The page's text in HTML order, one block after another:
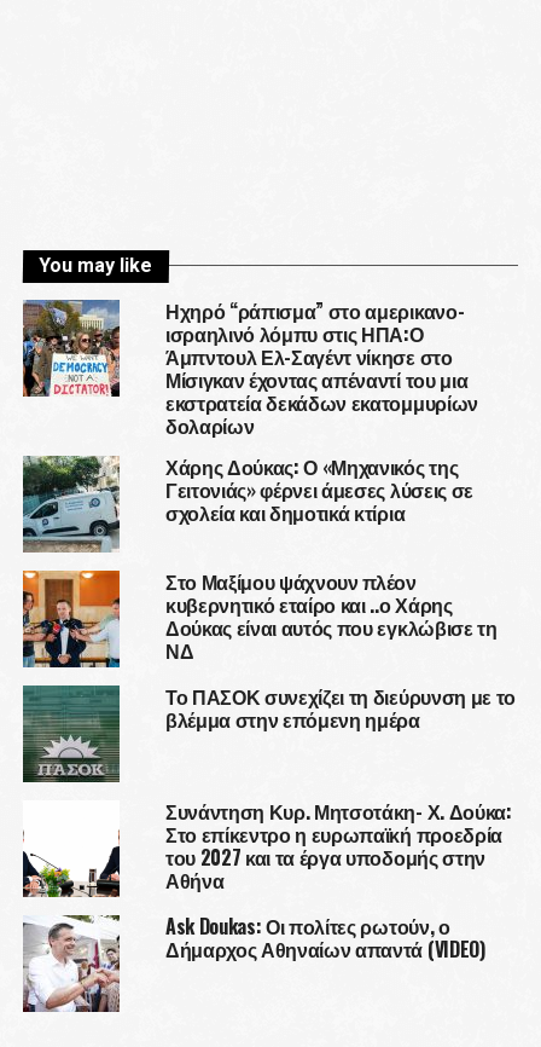
You may like
Ηχηρό “ράπισμα” στο αμερικανο-
ισραηλινό λόμπυ στις ΗΠΑ:Ο
Άμπντουλ Ελ-Σαγέντ νίκησε στο
Μίσιγκαν έχοντας απέναντί του μια
εκστρατεία δεκάδων εκατομμυρίων
δολαρίων
Χάρης Δούκας: Ο «Μηχανικός της
Γειτονιάς» φέρνει άμεσες λύσεις σε
σχολεία και δημοτικά κτίρια
Στο Μαξίμου ψάχνουν πλέον
κυβερνητικό εταίρο και ..ο Χάρης
Δούκας είναι αυτός που εγκλώβισε τη
ΝΔ
Το ΠΑΣΟΚ συνεχίζει τη διεύρυνση με το
βλέμμα στην επόμενη ημέρα
Συνάντηση Κυρ. Μητσοτάκη- Χ. Δούκα:
Στο επίκεντρο η ευρωπαϊκή προεδρία
του 2027 και τα έργα υποδομής στην
Αθήνα
Ask Doukas: Οι πολίτες ρωτούν, ο
Δήμαρχος Αθηναίων απαντά (VIDEO)